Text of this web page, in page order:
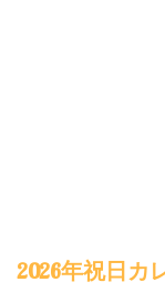
2026年祝日カ